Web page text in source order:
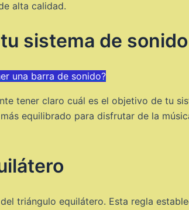
alta calidad.
sistema de sonido
una barra de sonido?
tener claro cuál es el objetivo de tu
equilibrado para disfrutar de la
triángulo equilátero. Esta regla